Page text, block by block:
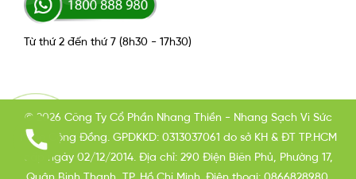
Từ thứ 2 đến thứ 7 (8h30 - 17h30)
© 2026 Công Ty Cổ Phần Nhang Thiền - Nhang Sạch Vì Sức
Khỏe Cộng Đồng. GPDKKD: 0313037061 do sở KH & ĐT TP.HCM
cấp ngày 02/12/2014. Địa chỉ: 290 Điện Biên Phủ, Phường 17,